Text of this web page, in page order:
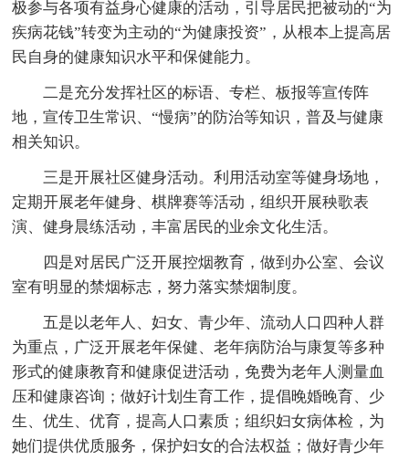
极参与各项有益身心健康的活动，引导居民把被动的“为
疾病花钱”转变为主动的“为健康投资”，从根本上提高居
民自身的健康知识水平和保健能力。
二是充分发挥社区的标语、专栏、板报等宣传阵
地，宣传卫生常识、“慢病”的防治等知识，普及与健康
相关知识。
三是开展社区健身活动。利用活动室等健身场地，
定期开展老年健身、棋牌赛等活动，组织开展秧歌表
演、健身晨练活动，丰富居民的业余文化生活。
四是对居民广泛开展控烟教育，做到办公室、会议
室有明显的禁烟标志，努力落实禁烟制度。
五是以老年人、妇女、青少年、流动人口四种人群
为重点，广泛开展老年保健、老年病防治与康复等多种
形式的健康教育和健康促进活动，免费为老年人测量血
压和健康咨询；做好计划生育工作，提倡晚婚晚育、少
生、优生、优育，提高人口素质；组织妇女病体检，为
她们提供优质服务，保护妇女的合法权益；做好青少年